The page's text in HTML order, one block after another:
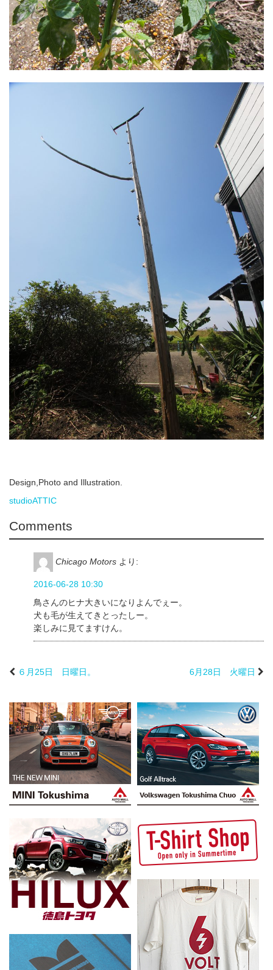
Design,Photo and Illustration.
studioATTIC
Comments
Chicago Motors より:
2016-06-28 10:30
鳥さんのヒナ大きいになりよんでぇー。
犬も毛が生えてきとったしー。
楽しみに見てますけん。
６月25日 日曜日。 6月28日 火曜日